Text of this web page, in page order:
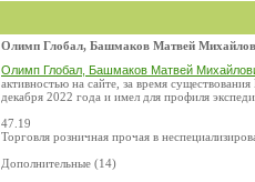
Олимп Глобал, Башмаков Матвей
Олимп Глобал, Башмаков Матвей
активностью на сайте, за время
декабря 2022 года и имел для профиля
47.19
Торговля розничная прочая в
Дополнительные (14)